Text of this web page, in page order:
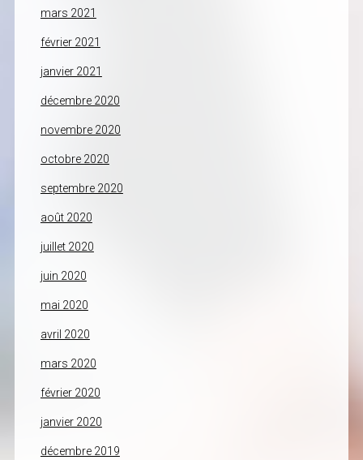
mars 2021
février 2021
janvier 2021
décembre 2020
novembre 2020
octobre 2020
septembre 2020
août 2020
juillet 2020
juin 2020
mai 2020
avril 2020
mars 2020
février 2020
janvier 2020
décembre 2019